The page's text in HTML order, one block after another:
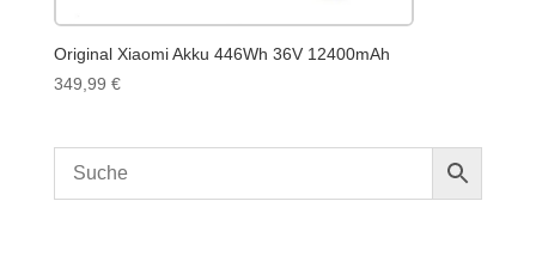
Original Xiaomi Akku 446Wh 36V 12400mAh
349,99 €